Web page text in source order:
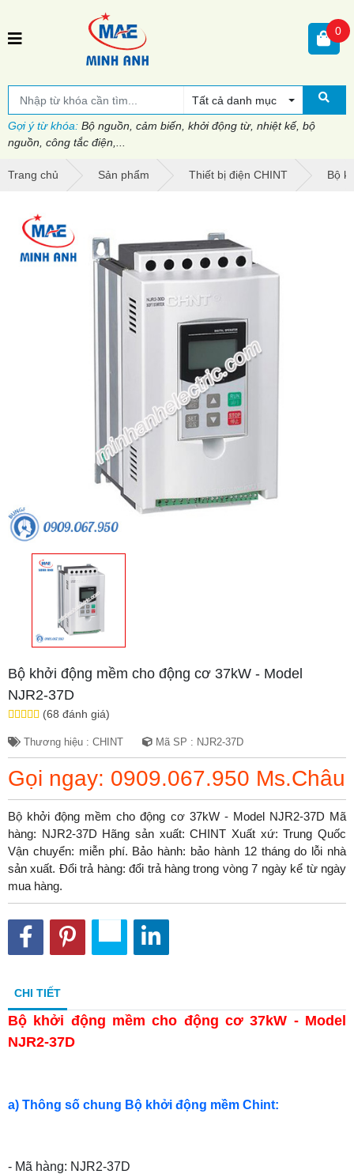
Tất cả danh mục
Gợi ý từ khóa: Bộ nguồn, cảm biến, khởi động từ, nhiệt kế, bộ
nguồn, công tắc điện,...
0
Trang chủ Sản phẩm Thiết bị điện CHINT Bộ
Bộ khởi động mềm cho động cơ 37kW - Model
NJR2-37D
(68 đánh giá)
Thương hiệu : CHINT Mã SP : NJR2-37D
Gọi ngay: 0909.067.950 Ms.Châu
Bộ khởi động mềm cho động cơ 37kW - Model NJR2-37D Mã
hàng: NJR2-37D Hãng sản xuất: CHINT Xuất xứ: Trung Quốc
Vận chuyển: miễn phí. Bảo hành: bảo hành 12 tháng do lỗi nhà
sản xuất. Đổi trả hàng: đổi trả hàng trong vòng 7 ngày kể từ ngày
mua hàng.
CHI TIẾT
Bộ khởi động mềm cho động cơ 37kW - Model
NJR2-37D
a) Thông số chung Bộ khởi động mềm Chint:
- Mã hàng: NJR2-37D